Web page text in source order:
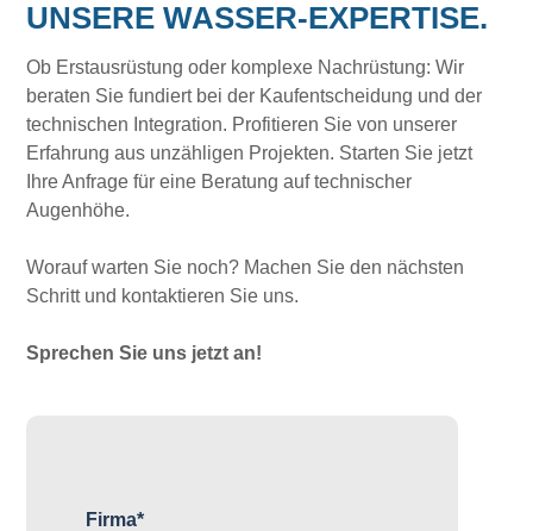
UNSERE WASSER-EXPERTISE.
Ob Erstausrüstung oder komplexe Nachrüstung: Wir
beraten Sie fundiert bei der Kaufentscheidung und der
technischen Integration. Profitieren Sie von unserer
Erfahrung aus unzähligen Projekten. Starten Sie jetzt
Ihre Anfrage für eine Beratung auf technischer
Augenhöhe.
Worauf warten Sie noch? Machen Sie den nächsten
Schritt und kontaktieren Sie uns.
Sprechen Sie uns jetzt an!
Firma*